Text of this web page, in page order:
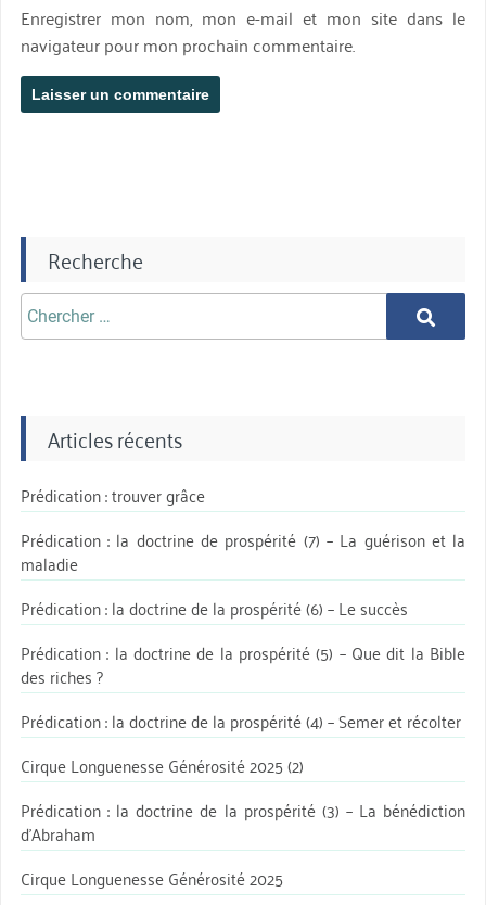
Enregistrer mon nom, mon e-mail et mon site dans le
navigateur pour mon prochain commentaire.
Recherche
Chercher
aprè:
Chercher
Articles récents
Prédication : trouver grâce
Prédication : la doctrine de prospérité (7) – La guérison et la
maladie
Prédication : la doctrine de la prospérité (6) – Le succès
Prédication : la doctrine de la prospérité (5) – Que dit la Bible
des riches ?
Prédication : la doctrine de la prospérité (4) – Semer et récolter
Cirque Longuenesse Générosité 2025 (2)
Prédication : la doctrine de la prospérité (3) – La bénédiction
d’Abraham
Cirque Longuenesse Générosité 2025